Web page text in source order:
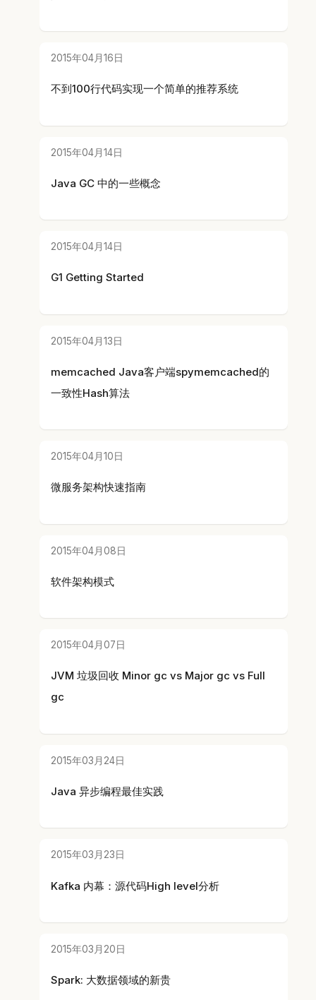
2015年04月16日
不到100行代码实现一个简单的推荐系统
2015年04月14日
Java GC 中的一些概念
2015年04月14日
G1 Getting Started
2015年04月13日
memcached Java客户端spymemcached的
一致性Hash算法
2015年04月10日
微服务架构快速指南
2015年04月08日
软件架构模式
2015年04月07日
JVM 垃圾回收 Minor gc vs Major gc vs Full
gc
2015年03月24日
Java 异步编程最佳实践
2015年03月23日
Kafka 内幕：源代码High level分析
2015年03月20日
Spark: 大数据领域的新贵